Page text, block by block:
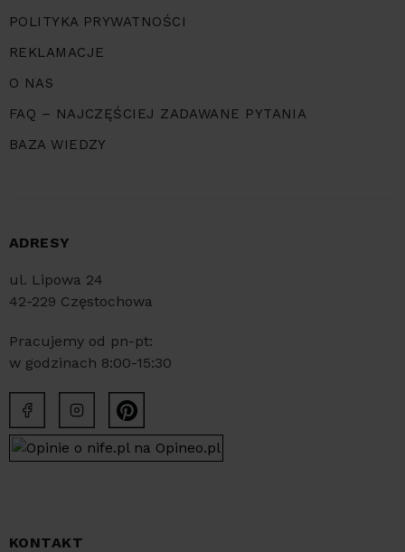
POLITYKA PRYWATNOŚCI
REKLAMACJE
O NAS
FAQ – NAJCZĘŚCIEJ ZADAWANE PYTANIA
BAZA WIEDZY
ADRESY
ul. Lipowa 24
42-229 Częstochowa
Pracujemy od pn-pt:
w godzinach 8:00-15:30
KONTAKT